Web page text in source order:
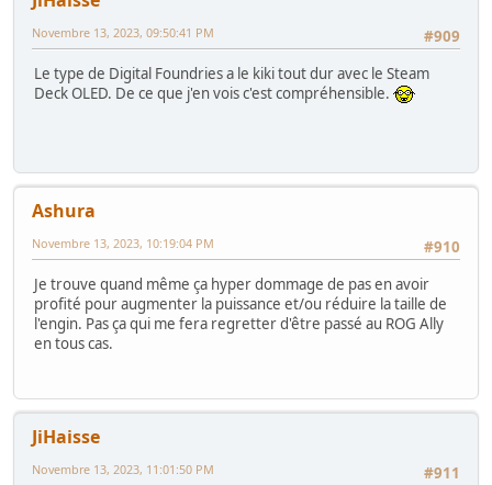
#909
Novembre 13, 2023, 09:50:41 PM
Le type de Digital Foundries a le kiki tout dur avec le Steam
Deck OLED. De ce que j'en vois c'est compréhensible.
Ashura
#910
Novembre 13, 2023, 10:19:04 PM
Je trouve quand même ça hyper dommage de pas en avoir
profité pour augmenter la puissance et/ou réduire la taille de
l'engin. Pas ça qui me fera regretter d'être passé au ROG Ally
en tous cas.
JiHaisse
#911
Novembre 13, 2023, 11:01:50 PM